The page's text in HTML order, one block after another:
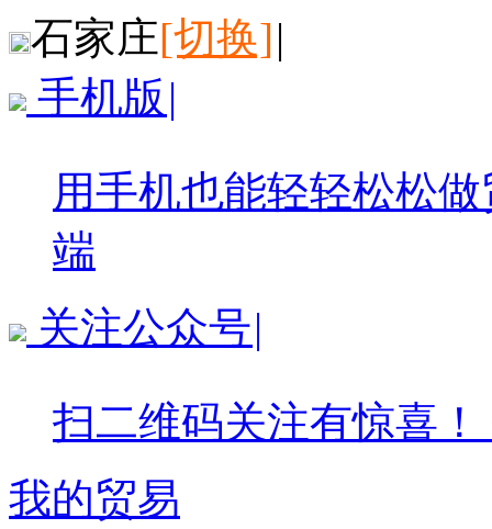
石家庄[切换]|
手机版 |
用手机也能轻轻松松
端
关注公众号|
扫二维码关注有惊喜！
我的贸易